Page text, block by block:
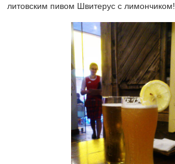
литовским пивом Швитерус с лимончиком!